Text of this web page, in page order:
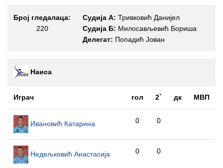
Број гледалаца:
220
Судија А: Тривковић Данијел
Судија Б: Милосављевић Бориша
Делегат: Попадић Јован
Наиса
Играч гол 2` дк МВП
Ивановић Катарина 0 0
Недељковић Анастасија 0 0